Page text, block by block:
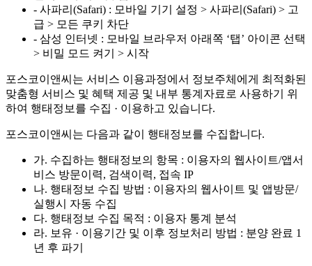
- 사파리(Safari) : 모바일 기기 설정 > 사파리(Safari) > 고
급 > 모든 쿠키 차단
- 삼성 인터넷 : 모바일 브라우저 아래쪽 ‘탭’ 아이콘 선택
> 비밀 모드 켜기 > 시작
포스코이앤씨는 서비스 이용과정에서 정보주체에게 최적화된
맞춤형 서비스 및 혜택 제공 및 내부 통계자료로 사용하기 위
하여 행태정보를 수집 · 이용하고 있습니다.
포스코이앤씨는 다음과 같이 행태정보를 수집합니다.
가. 수집하는 행태정보의 항목 : 이용자의 웹사이트/앱서
비스 방문이력, 검색이력, 접속 IP
나. 행태정보 수집 방법 : 이용자의 웹사이트 및 앱방문/
실행시 자동 수집
다. 행태정보 수집 목적 : 이용자 통계 분석
라. 보유 · 이용기간 및 이후 정보처리 방법 : 분양 완료 1
년 후 파기